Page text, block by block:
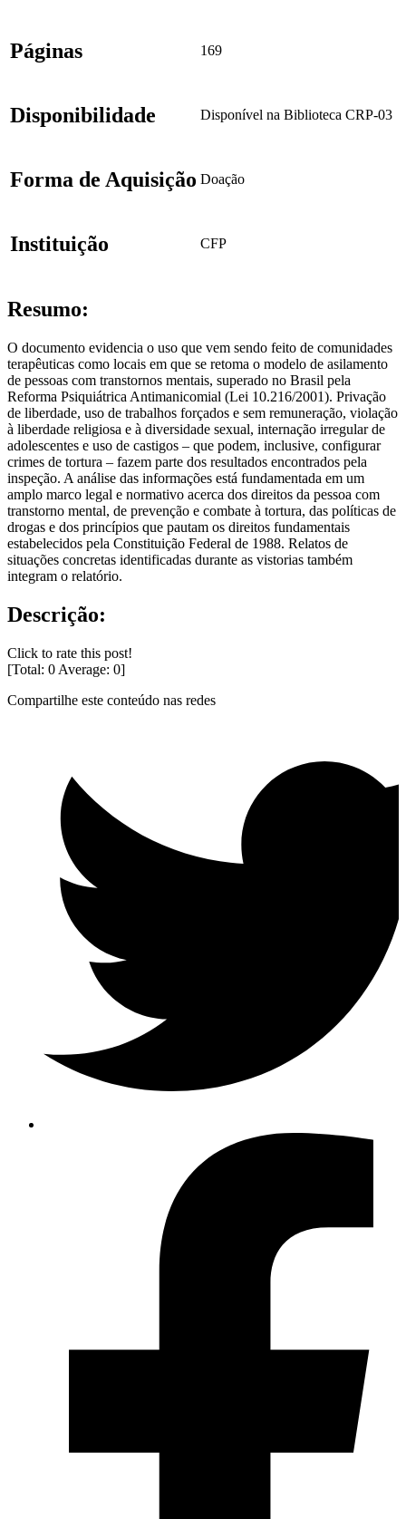
Páginas 169
Disponibilidade Disponível na Biblioteca CRP-03
Forma de Aquisição Doação
Instituição CFP
Resumo:
O documento evidencia o uso que vem sendo feito de comunidades
terapêuticas como locais em que se retoma o modelo de asilamento
de pessoas com transtornos mentais, superado no Brasil pela
Reforma Psiquiátrica Antimanicomial (Lei 10.216/2001). Privação
de liberdade, uso de trabalhos forçados e sem remuneração, violação
à liberdade religiosa e à diversidade sexual, internação irregular de
adolescentes e uso de castigos – que podem, inclusive, configurar
crimes de tortura – fazem parte dos resultados encontrados pela
inspeção. A análise das informações está fundamentada em um
amplo marco legal e normativo acerca dos direitos da pessoa com
transtorno mental, de prevenção e combate à tortura, das políticas de
drogas e dos princípios que pautam os direitos fundamentais
estabelecidos pela Constituição Federal de 1988. Relatos de
situações concretas identificadas durante as vistorias também
integram o relatório.
Descrição:
Click to rate this post!
[Total: 0 Average: 0]
Compartilhe este conteúdo nas redes